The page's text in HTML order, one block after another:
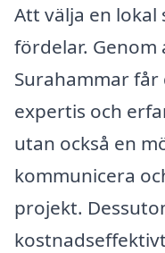
Att välja en lokal
fördelar. Genom
Surahammar
expertis och
utan också en
kommunicera
projekt.